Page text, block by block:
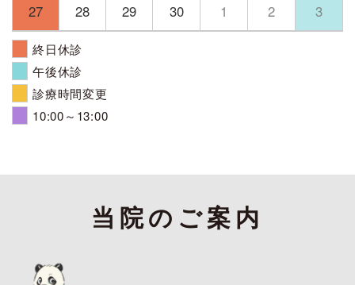
27 28 29 30 1 2 3
終日休診
午後休診
診療時間変更
10:00～13:00
当院のご案内